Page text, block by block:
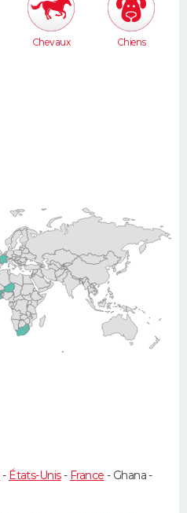
Chevaux Chiens
- États-Unis- France - Ghana -